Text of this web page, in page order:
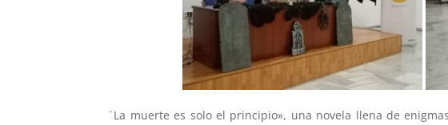
¨La muerte es solo el principio», una novela llena de